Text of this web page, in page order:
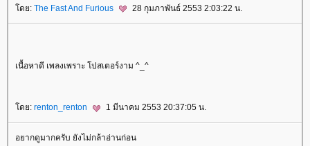
ดย: The Fast And Furious 28 กุมภาพันธ์ 2553 2:03:22 น.
เนื้อหาดี เพลงเพราะ โปสเตอร์งาม ^_^
ดย: renton_renton 1 มีนาคม 2553 20:37:05 น.
อยากดูมากครับ ยังไม่กล้าอ่านก่อน